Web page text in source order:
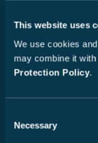
This website uses
We use cookies
may combine it
Protection Policy.
Selection
Necessary